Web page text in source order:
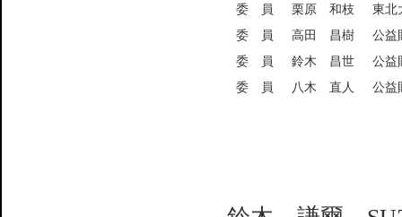
委 員
栗原 和枝
東北
委 員
高田 昌樹
公益
委 員
鈴木 昌世
公益
委 員
八木 直人 公益